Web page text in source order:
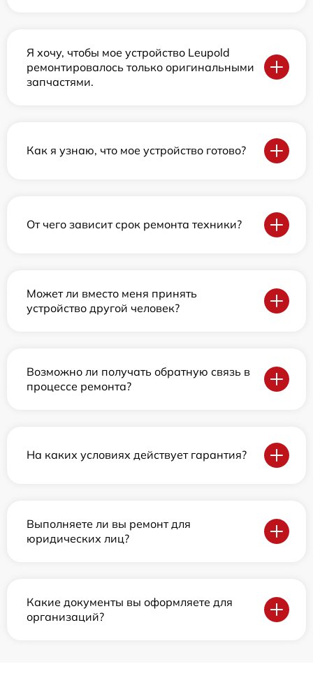
Я хочу, чтобы мое устройство Leupold
ремонтировалось только оригинальными
запчастями.
Как я узнаю, что мое устройство готово?
От чего зависит срок ремонта техники?
Может ли вместо меня принять
устройство другой человек?
Возможно ли получать обратную связь в
процессе ремонта?
На каких условиях действует гарантия?
Выполняете ли вы ремонт для
юридических лиц?
Какие документы вы оформляете для
организаций?